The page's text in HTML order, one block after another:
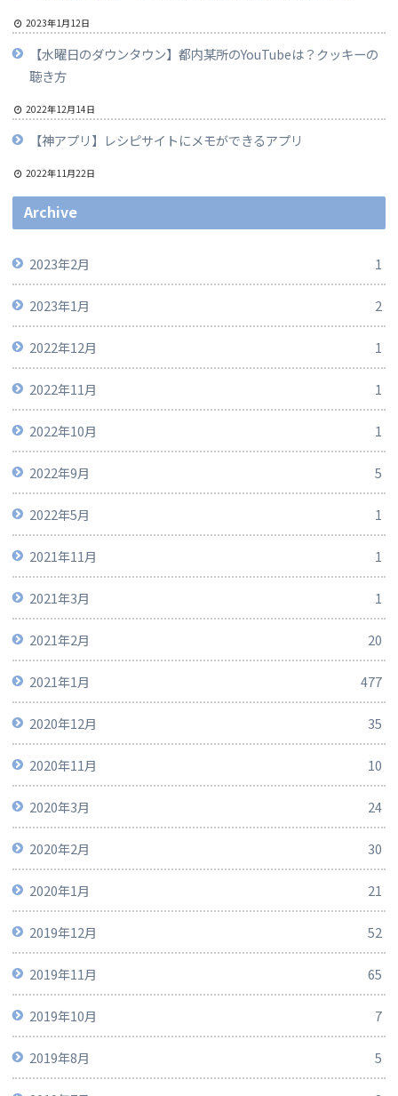
2023年1月12日
【水曜日のダウンタウン】都内某所のYouTubeは？クッキーの
聴き方
2022年12月14日
【神アプリ】レシピサイトにメモができるアプリ
2022年11月22日
Archive
2023年2月 1
2023年1月 2
2022年12月 1
2022年11月 1
2022年10月 1
2022年9月 5
2022年5月 1
2021年11月 1
2021年3月 1
2021年2月 20
2021年1月 477
2020年12月 35
2020年11月 10
2020年3月 24
2020年2月 30
2020年1月 21
2019年12月 52
2019年11月 65
2019年10月 7
2019年8月 5